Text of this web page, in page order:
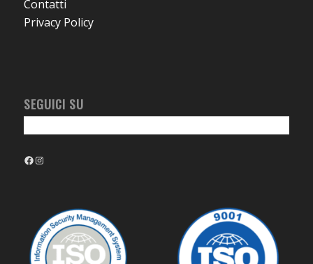
Contatti
Privacy Policy
SEGUICI SU
Facebook
Instagram